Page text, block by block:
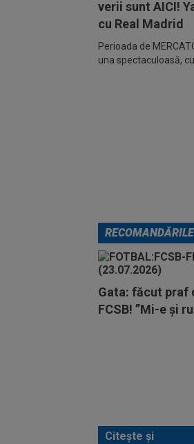
verii sunt AICI!
cu Real Madrid
Perioada de
una spectaculoasă,
Gata: făcut praf
FCSB! ”Mi-e și
Citește și